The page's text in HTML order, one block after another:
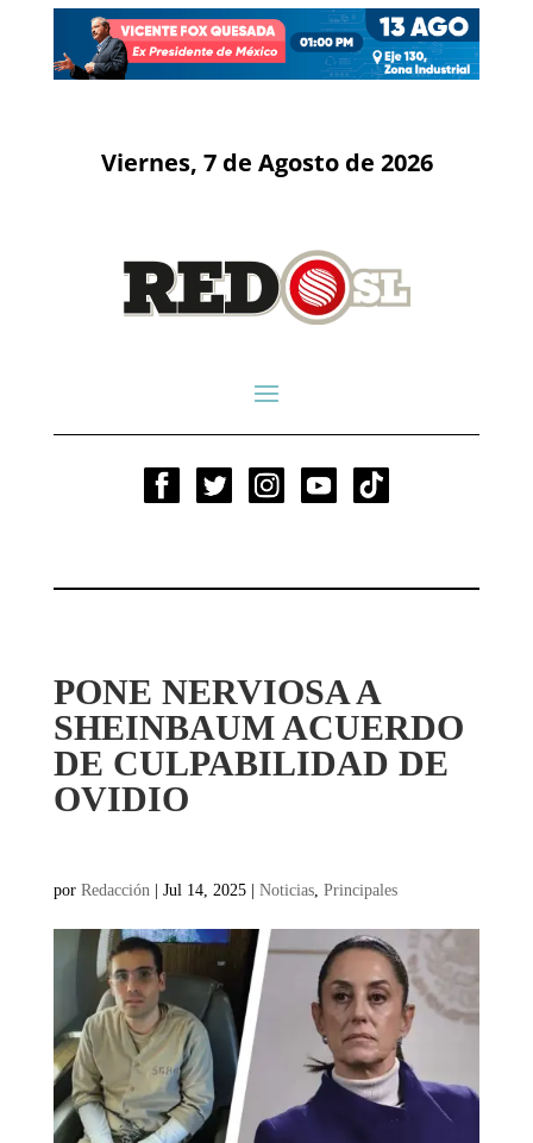
Viernes, 7 de Agosto de 2026
PONE NERVIOSA A
SHEINBAUM ACUERDO
DE CULPABILIDAD DE
OVIDIO
por Redacción | Jul 14, 2025| Noticias, Principales